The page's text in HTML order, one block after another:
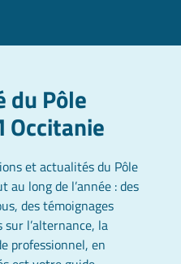
du Pôle
Occitanie
et actualités du Pôle
long de l’année : des
des témoignages
l’alternance, la
professionnel, en